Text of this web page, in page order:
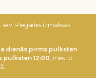
Piegādes izmaksas
dienās pirms pulksten
pulksten 12:00, mēs to